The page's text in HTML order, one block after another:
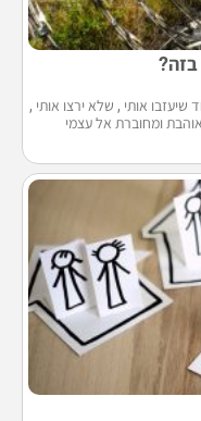
בזה?
,פחד שיעזבו אותי , שלא ירצו אותי ,
ומחוברת אל עצמי